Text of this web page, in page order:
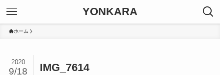
YONKARA
ホーム
IMG_7614
2020
9/18